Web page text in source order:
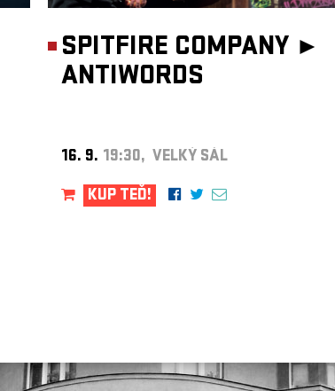
SPITFIRE COMPANY ►
ANTIWORDS
16. 9. 19:30, VELKÝ SÁL
KUP TEĎ!